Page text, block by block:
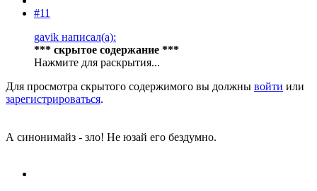
#11
gavik написал(а):
*** скрытое содержание ***
Нажмите для раскрытия...
Для просмотра скрытого содержимого вы должны войти или
зарегистрироваться.
А синонимайз - зло! Не юзай его бездумно.